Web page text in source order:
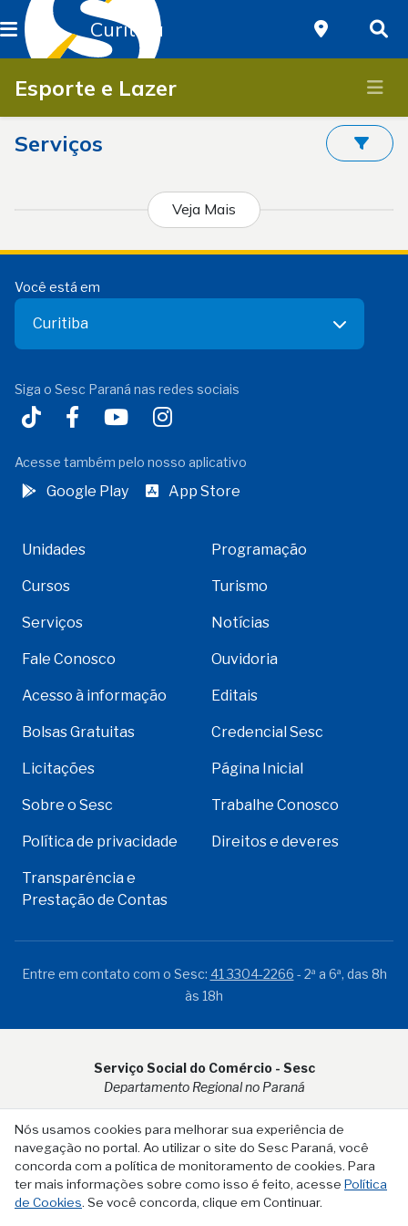
Nós usamos cookies para melhorar sua experiência de
navegação no portal. Ao utilizar o site do Sesc Paraná, você
concorda com a política de monitoramento de cookies. Para
ter mais informações sobre como isso é feito, acesse Política
de Cookies. Se você concorda, clique em Continuar.
Curitiba
Esporte e Lazer
Serviços
Veja Mais
Você está em
Curitiba
Siga o Sesc Paraná nas redes sociais
Acesse também pelo nosso aplicativo
Google Play App Store
Unidades Programação
Cursos Turismo
Serviços Notícias
Fale Conosco Ouvidoria
Acesso à informação Editais
Bolsas Gratuitas Credencial Sesc
Licitações Página Inicial
Sobre o Sesc Trabalhe Conosco
Política de privacidade Direitos e deveres
Transparência e
Prestação de Contas
Entre em contato com o Sesc: 41 3304-2266 - 2ª a 6ª, das 8h
às 18h
Serviço Social do Comércio - Sesc
Departamento Regional no Paraná
Rua Visconde do Rio Branco, 931 - CEP 80.410-001 - Curitiba -
PR